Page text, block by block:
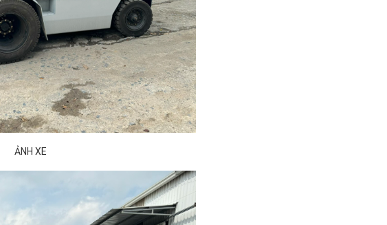
ẢNH XE